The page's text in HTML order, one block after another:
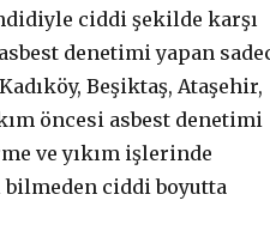
ciddi şekilde karşı
denetimi yapan
Beşiktaş, Ataşehir,
öncesi asbest denetimi
ve yıkım işlerinde
bilmeden ciddi boyutta